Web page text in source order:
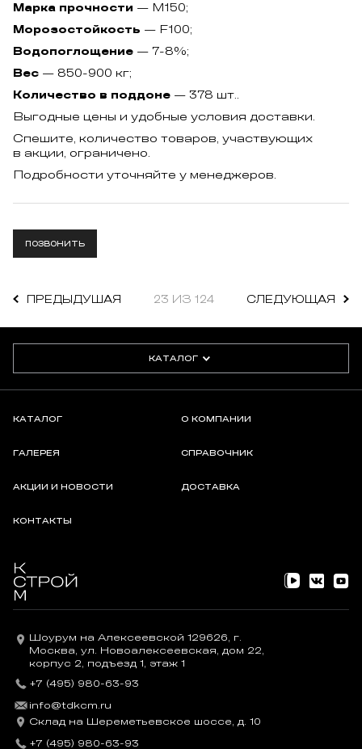
Марка прочности — М150;
Морозостойкость — F100;
Водопоглощение — 7-8%;
Вес — 850-900 кг;
Количество в поддоне — 378 шт..
Выгодные цены и удобные условия доставки.
Спешите, количество товаров, участвующих
в акции, ограничено.
Подробности уточняйте у менеджеров.
ПОЗВОНИТЬ
ПРЕДЫДУШАЯ 23 ИЗ 124 СЛЕДУЮЩАЯ
КАТАЛОГ
КАТАЛОГ О КОМПАНИИ
ГАЛЕРЕЯ СПРАВОЧНИК
АКЦИИ И НОВОСТИ ДОСТАВКА
КОНТАКТЫ
Шоурум на Алексеевской 129626, г.
Москва, ул. Новоалексеевская, дом 22,
корпус 2, подъезд 1, этаж 1
+7 (495) 980-63-93
info@tdkcm.ru
Склад на Шереметьевское шоссе, д. 10
+7 (495) 980-63-93